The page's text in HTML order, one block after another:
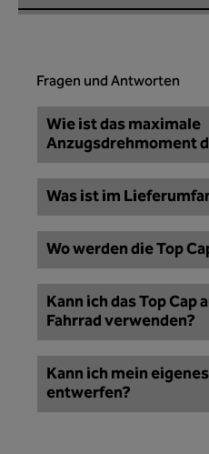
Fragen und Antworten
Wie ist das maximale
Anzugsdrehmoment
Was ist im
Wo werden die Top
Kann ich das Top Cap
Fahrrad verwenden?
Kann ich mein
entwerfen?